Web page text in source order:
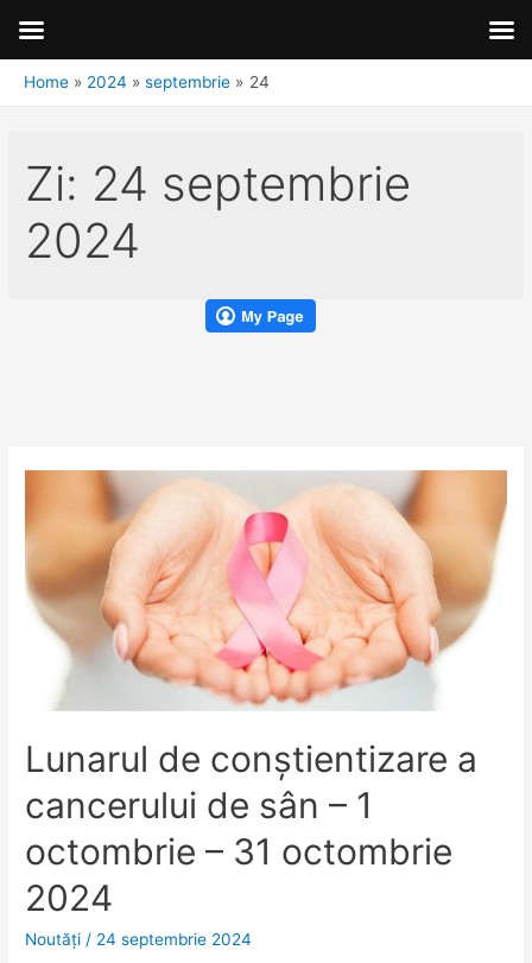
Home 2024 septembrie 24
Zi: 24 septembrie
2024
Lunarul de conștientizare a
cancerului de sân – 1
octombrie – 31 octombrie
2024
Noutăţi / 24 septembrie 2024